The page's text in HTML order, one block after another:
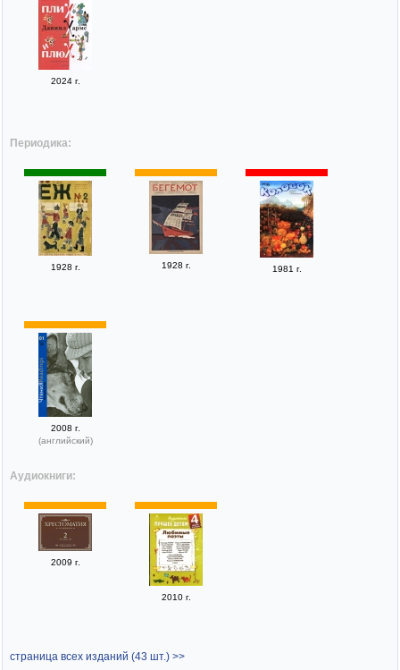
2024 г.
Периодика:
1928 г. 1928 г. 1981 г.
2008 г.
(английский)
Аудиокниги:
2009 г.
2010 г.
страница всех изданий (43 шт.) >>